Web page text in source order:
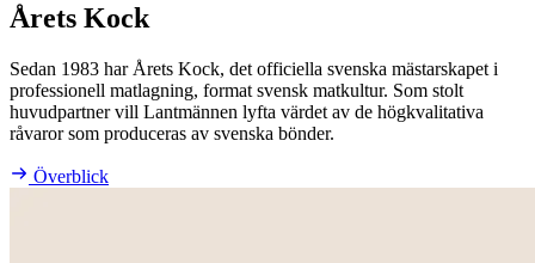
Årets Kock
Sedan 1983 har Årets Kock, det officiella svenska mästarskapet i
professionell matlagning, format svensk matkultur. Som stolt
huvudpartner vill Lantmännen lyfta värdet av de högkvalitativa
råvaror som produceras av svenska bönder.
Överblick